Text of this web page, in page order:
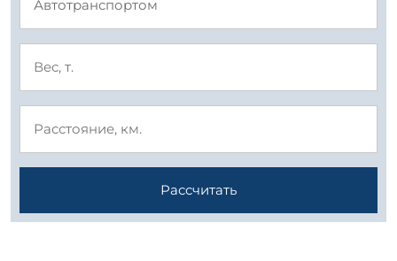
Рассчитать